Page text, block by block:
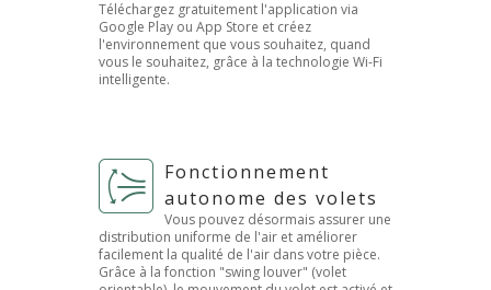
Téléchargez gratuitement l'application via
Google Play ou App Store et créez
l'environnement que vous souhaitez, quand
vous le souhaitez, grâce à la technologie Wi-Fi
intelligente.
Fonctionnement
autonome des volets
Vous pouvez désormais assurer une
distribution uniforme de l'air et améliorer
facilement la qualité de l'air dans votre pièce.
Grâce à la fonction "swing louver" (volet